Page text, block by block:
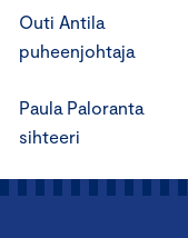
Outi Antila
puheenjohtaja
Paula Paloranta
sihteeri